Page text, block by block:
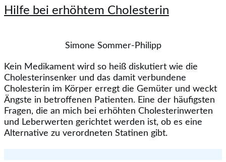
Hilfe bei erhöhtem Cholesterin
Simone Sommer-Philipp
Kein Medikament wird so heiß diskutiert wie die
Cholesterinsenker und das damit verbundene
Cholesterin im Körper erregt die Gemüter und weckt
Ängste in betroffenen Patienten. Eine der häufigsten
Fragen, die an mich bei erhöhten Cholesterinwerten
und Leberwerten gerichtet werden ist, ob es eine
Alternative zu verordneten Statinen gibt.